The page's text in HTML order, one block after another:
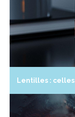
Lentilles : celles